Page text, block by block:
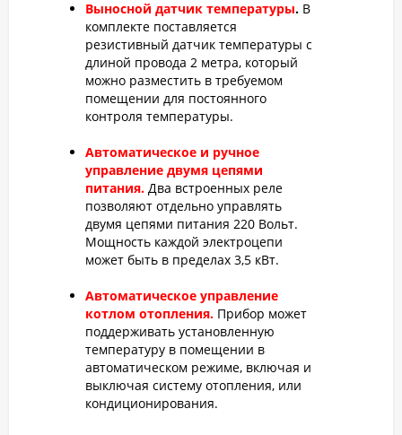
Выносной датчик температуры. В
комплекте поставляется
резистивный датчик температуры с
длиной провода 2 метра, который
можно разместить в требуемом
помещении для постоянного
контроля температуры.
Автоматическое и ручное
управление двумя цепями
питания. Два встроенных реле
позволяют отдельно управлять
двумя цепями питания 220 Вольт.
Мощность каждой электроцепи
может быть в пределах 3,5 кВт.
Автоматическое управление
котлом отопления. Прибор может
поддерживать установленную
температуру в помещении в
автоматическом режиме, включая и
выключая систему отопления, или
кондиционирования.